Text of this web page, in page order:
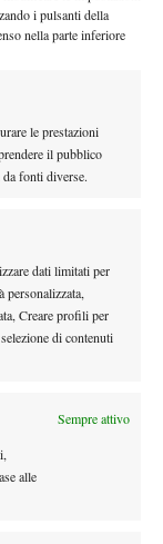
i pulsanti della
nella parte inferiore
le prestazioni
il pubblico
fonti diverse.
dati limitati per
Creare profili per
di contenuti
Sempre attivo
alle